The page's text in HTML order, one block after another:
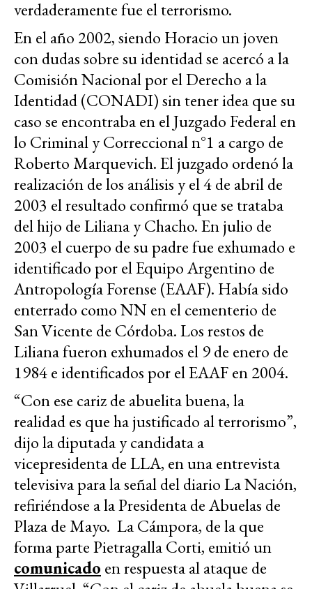
verdaderamente fue el terrorismo.
En el año 2002, siendo Horacio un joven
con dudas sobre su identidad se acercó a la
Comisión Nacional por el Derecho a la
Identidad (CONADI) sin tener idea que su
caso se encontraba en el Juzgado Federal en
lo Criminal y Correccional n°1 a cargo de
Roberto Marquevich. El juzgado ordenó la
realización de los análisis y el 4 de abril de
2003 el resultado confirmó que se trataba
del hijo de Liliana y Chacho. En julio de
2003 el cuerpo de su padre fue exhumado e
identificado por el Equipo Argentino de
Antropología Forense (EAAF). Había sido
enterrado como NN en el cementerio de
San Vicente de Córdoba. Los restos de
Liliana fueron exhumados el 9 de enero de
1984 e identificados por el EAAF en 2004.
“Con ese cariz de abuelita buena, la
realidad es que ha justificado al terrorismo”,
dijo la diputada y candidata a
vicepresidenta de LLA, en una entrevista
televisiva para la señal del diario La Nación,
refiriéndose a la Presidenta de Abuelas de
Plaza de Mayo. La Cámpora, de la que
forma parte Pietragalla Corti, emitió un
comunicado en respuesta al ataque de